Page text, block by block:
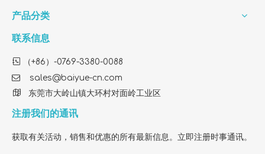
产品分类
联系信息
 （+86）-0769-3380-0088
 sales@baiyue-cn.com
 东莞市大岭山镇大环村对面岭工业区
注册我们的通讯
获取有关活动，销售和优惠的所有最新信息。立即注册时事通讯。